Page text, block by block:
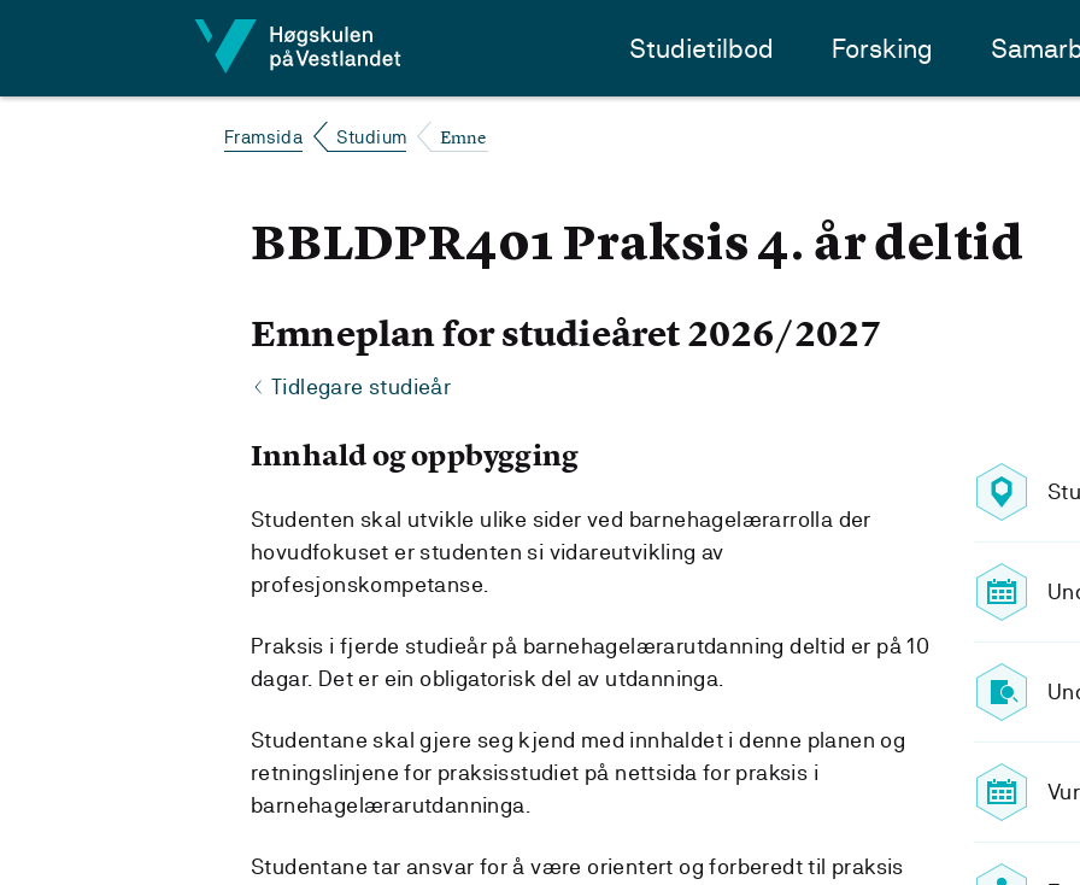
Studietilbod Forsking
Framsida Studium Emne
BBLDPR401 Praksis 4. år deltid
Emneplan for studieåret 2026/2027
Tidlegare studieår
Innhald og oppbygging
Studenten skal utvikle ulike sider ved barnehagelærarrolla der
hovudfokuset er studenten si vidareutvikling av
profesjonskompetanse.
Praksis i fjerde studieår på barnehagelærarutdanning deltid er på 10
dagar. Det er ein obligatorisk del av utdanninga.
Studentane skal gjere seg kjend med innhaldet i denne planen og
retningslinjene for praksisstudiet på nettsida for praksis i
barnehagelærarutdanninga.
Studentane tar ansvar for å være orientert og forberedt til praksis